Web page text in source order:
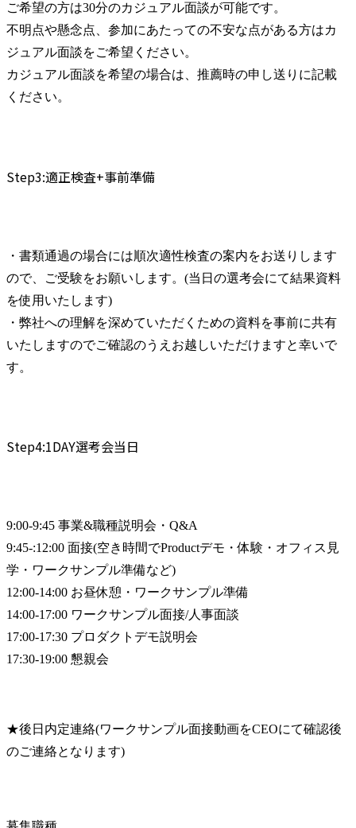
ご希望の方は30分のカジュアル面談が可能です。
不明点や懸念点、参加にあたっての不安な点がある方はカ
ジュアル面談をご希望ください。
カジュアル面談を希望の場合は、推薦時の申し送りに記載
ください。
Step3:適正検査+事前準備
・書類通過の場合には順次適性検査の案内をお送りします
ので、ご受験をお願いします。(当日の選考会にて結果資料
を使用いたします)
・弊社への理解を深めていただくための資料を事前に共有
いたしますのでご確認のうえお越しいただけますと幸いで
す。
Step4:1DAY選考会当日
9:00-9:45 事業&職種説明会・Q&A
9:45-:12:00 面接(空き時間でProductデモ・体験・オフィス見
学・ワークサンプル準備など)
12:00-14:00 お昼休憩・ワークサンプル準備
14:00-17:00 ワークサンプル面接/人事面談
17:00-17:30 プロダクトデモ説明会
17:30-19:00 懇親会
★後日内定連絡(ワークサンプル面接動画をCEOにて確認後
のご連絡となります)